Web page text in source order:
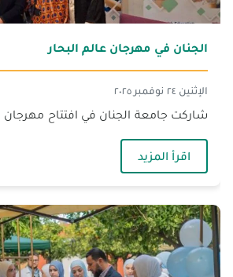
الجنان في مهرجان عالم البحار
الإثنين ٢٤ نوفمبر ٢٠٢٥
شاركت جامعة الجنان في افتتاح مهرجان
اقرأ المزيد